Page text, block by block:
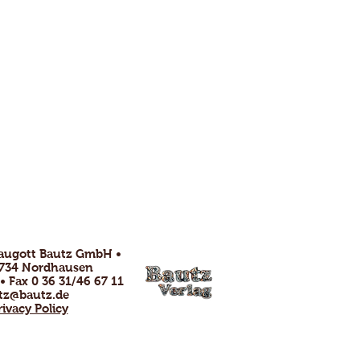
Bautz GmbH •
Nordhausen
Fax 0 36 31/46 67 11
Policy